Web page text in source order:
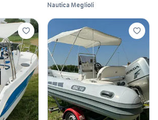
Nautica Meglioli